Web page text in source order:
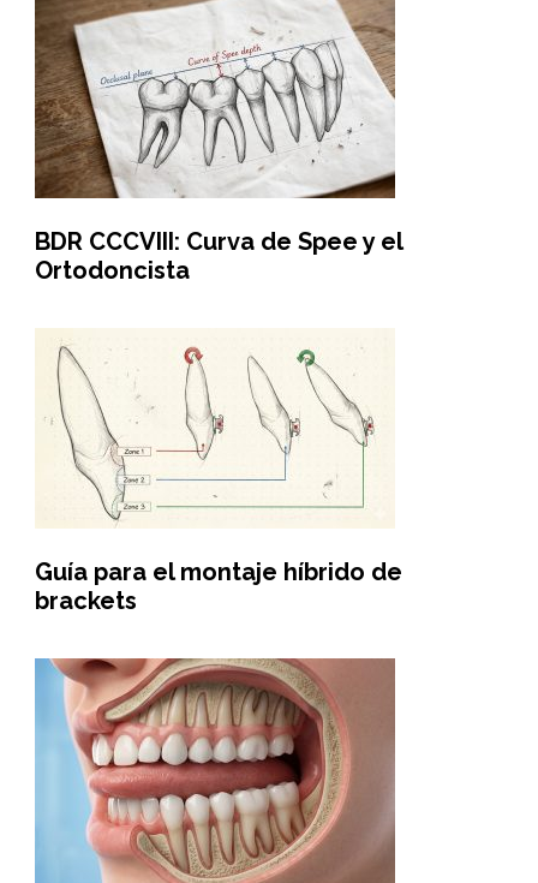
BDR CCCVIII: Curva de Spee y el
Ortodoncista
Guía para el montaje híbrido de
brackets